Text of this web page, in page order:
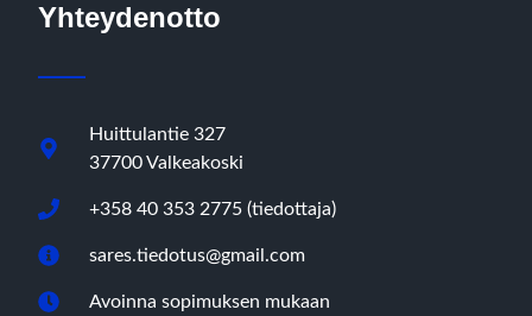
Yhteydenotto
Huittulantie 327
37700 Valkeakoski
+358 40 353 2775 (tiedottaja)
sares.tiedotus@gmail.com
Avoinna sopimuksen mukaan